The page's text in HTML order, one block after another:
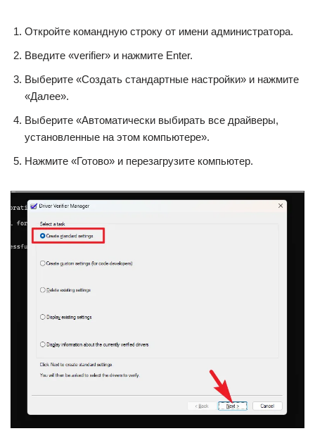
Откройте командную строку от имени администратора.
Введите «verifier» и нажмите Enter.
Выберите «Создать стандартные настройки» и нажмите
«Далее».
Выберите «Автоматически выбирать все драйверы,
установленные на этом компьютере».
Нажмите «Готово» и перезагрузите компьютер.